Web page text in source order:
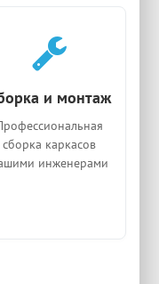
и монтаж
сборка каркасов
инженерами